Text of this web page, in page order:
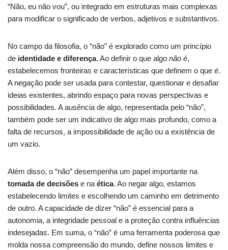
“Não, eu não vou”, ou integrado em estruturas mais complexas
para modificar o significado de verbos, adjetivos e substantivos.
No campo da filosofia, o “não” é explorado como um princípio
de identidade e diferença. Ao definir o que algo não é,
estabelecemos fronteiras e características que definem o que é.
A negação pode ser usada para contestar, questionar e desafiar
ideias existentes, abrindo espaço para novas perspectivas e
possibilidades. A ausência de algo, representada pelo “não”,
também pode ser um indicativo de algo mais profundo, como a
falta de recursos, a impossibilidade de ação ou a existência de
um vazio.
Além disso, o “não” desempenha um papel importante na
tomada de decisões e na ética. Ao negar algo, estamos
estabelecendo limites e escolhendo um caminho em detrimento
de outro. A capacidade de dizer “não” é essencial para a
autonomia, a integridade pessoal e a proteção contra influências
indesejadas. Em suma, o “não” é uma ferramenta poderosa que
molda nossa compreensão do mundo, define nossos limites e